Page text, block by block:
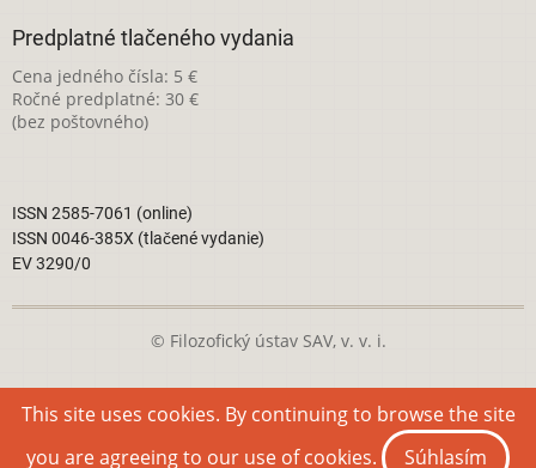
Predplatné tlačeného vydania
Cena jedného čísla: 5 €
Ročné predplatné: 30 €
(bez poštovného)
ISSN 2585-7061 (online)
ISSN 0046-385X (tlačené vydanie)
EV 3290/0
© Filozofický ústav SAV, v. v. i.
Táto webová stránka je licencovaná podCreative Commons
Attribution-NonCommercial 4.0 International License
This site uses cookies. By continuing to browse the site
you are agreeing to our use of cookies.
Súhlasím